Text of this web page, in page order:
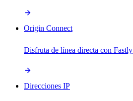
Origin Connect
Disfruta de línea directa con Fastly
Direcciones IP